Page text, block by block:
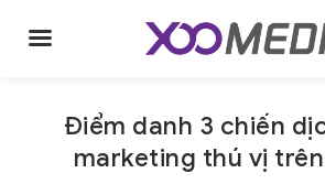
Điểm danh 3 chiến
marketing thú vị